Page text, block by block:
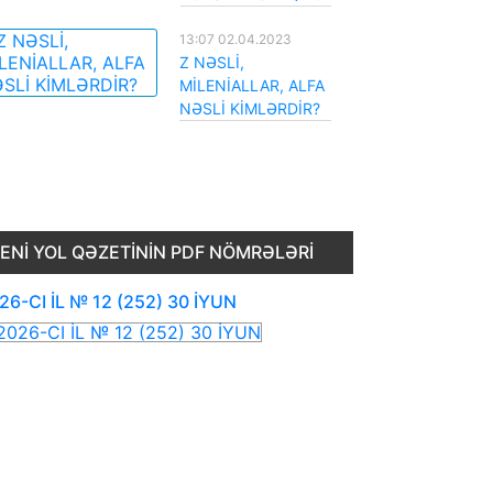
13:07 02.04.2023
Z NƏSLİ,
MİLENİALLAR, ALFA
NƏSLİ KİMLƏRDİR?
YOL QƏZETININ PDF NÖMRƏLƏRI
CI İL № 12 (252) 30 İYUN